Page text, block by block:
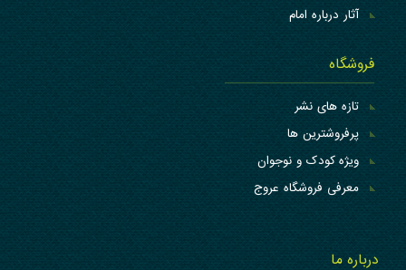
آثار درباره امام
فروشگاه
تازه های نشر
پرفروشترین ها
ویژه کودک و نوجوان
معرفی فروشگاه عروج
درباره ما